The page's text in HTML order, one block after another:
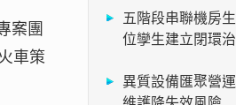
案團
車策
五階段串聯機房
位孿生建立閉環
異質設備匯聚營